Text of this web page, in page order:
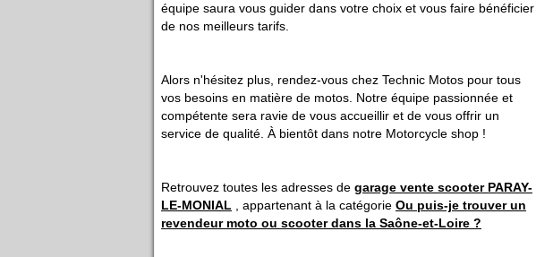
équipe saura vous guider dans votre choix et vous faire bénéficier
de nos meilleurs tarifs.
Alors n'hésitez plus, rendez-vous chez Technic Motos pour tous
vos besoins en matière de motos. Notre équipe passionnée et
compétente sera ravie de vous accueillir et de vous offrir un
service de qualité. À bientôt dans notre Motorcycle shop !
Retrouvez toutes les adresses de garage vente scooter PARAY-
LE-MONIAL , appartenant à la catégorie Ou puis-je trouver un
revendeur moto ou scooter dans la Saône-et-Loire ?